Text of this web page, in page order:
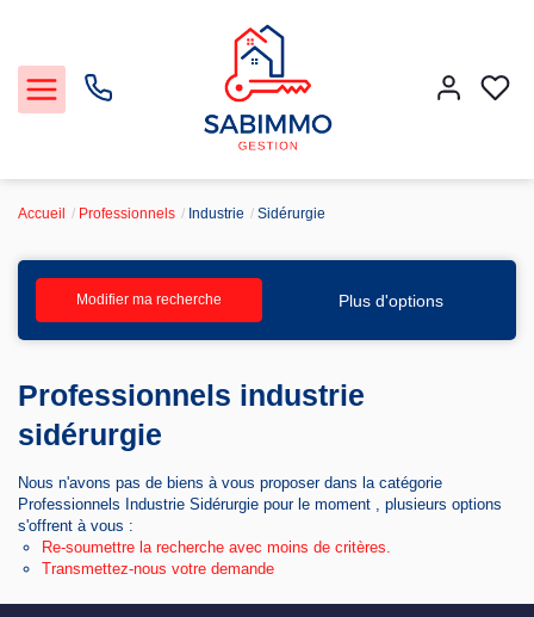
Notre Service Gestion et Location
Vendre
Agence
CGV
Accueil Professionnels Industrie Sidérurgie
Modifier ma recherche Plus d'options
Professionnels industrie
sidérurgie
Nous n'avons pas de biens à vous proposer dans la catégorie
Professionnels Industrie Sidérurgie pour le moment , plusieurs options
s'offrent à vous :
Re-soumettre la recherche avec moins de critères.
Transmettez-nous votre demande